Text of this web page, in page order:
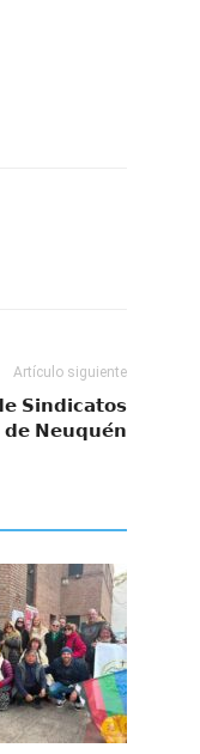
Artículo siguiente
𝗦𝗶𝗻𝗱𝗶𝗰𝗮𝘁𝗼𝘀
𝗱𝗲 𝗡𝗲𝘂𝗾𝘂𝗲́𝗻